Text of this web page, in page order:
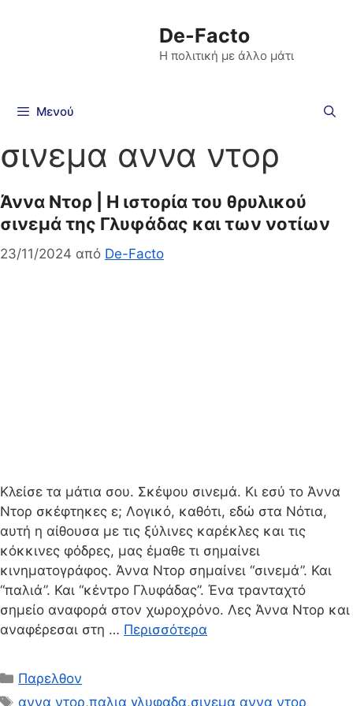
De-Facto
Η πολιτική με άλλο μάτι
Μενού
σινεμα αννα ντορ
Άννα Ντορ | H ιστορία του θρυλικού
σινεμά της Γλυφάδας και των νοτίων
23/11/2024 από De-Facto
Κλείσε τα μάτια σου. Σκέψου σινεμά. Κι εσύ το Άννα
Ντορ σκέφτηκες ε; Λογικό, καθότι, εδώ στα Νότια,
αυτή η αίθουσα με τις ξύλινες καρέκλες και τις
κόκκινες φόδρες, μας έμαθε τι σημαίνει
κινηματογράφος. Άννα Ντορ σημαίνει “σινεμά”. Και
“παλιά”. Και “κέντρο Γλυφάδας”. Ένα τρανταχτό
σημείο αναφορά στον χωροχρόνο. Λες Άννα Ντορ και
αναφέρεσαι στη … Περισσότερα
Κατηγορίες
Παρελθον
Ετικέτες
αννα ντορ,παλια γλυφαδα,σινεμα αννα ντορ